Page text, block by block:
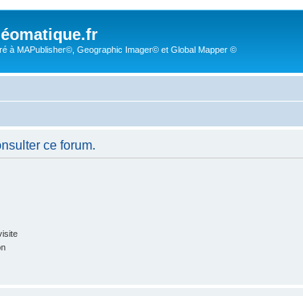
à MAPublisher©, Geographic Imager© et Global Mapper ©
ce forum.